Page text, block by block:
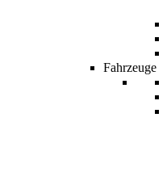
Fahrzeuge